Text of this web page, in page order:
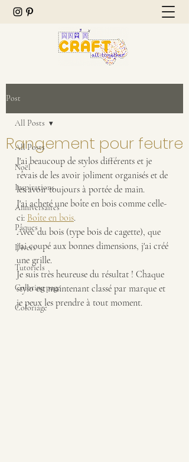
Post
All Posts
Noël
Inspirations
Anniversaires
Pâques
Divers
Tutoriels
Coloring page
Coloriage
All Posts
Rangement pour feutre
J'ai beaucoup de stylos différents et je
rêvais de les avoir joliment organisés et de
les avoir toujours à portée de main.
J'ai acheté une boîte en bois comme celle-
ci: Boîte en bois.
Avec du bois (type bois de cagette), que
j'ai coupé aux bonnes dimensions, j'ai créé
une grille.
Je suis très heureuse du résultat ! Chaque
stylo est maintenant classé par marque et
je peux les prendre à tout moment.